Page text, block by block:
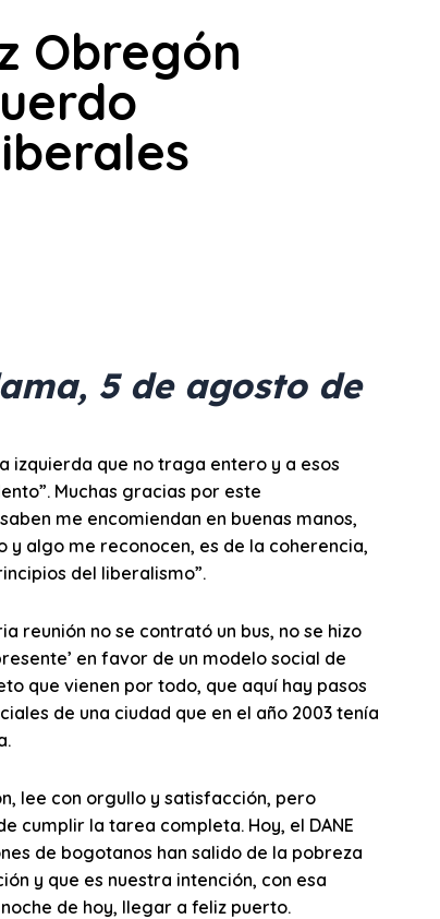
Obregón
5 de agosto de
izquierda que no traga entero y a esos
Muchas gracias por este
me encomiendan en buenas manos,
y algo me reconocen, es de la coherencia,
del liberalismo”.
reunión no se contrató un bus, no se hizo
en favor de un modelo social de
que vienen por todo, que aquí hay pasos
de una ciudad que en el año 2003 tenía
lee con orgullo y satisfacción, pero
cumplir la tarea completa. Hoy, el DANE
de bogotanos han salido de la pobreza
y que es nuestra intención, con esa
de hoy, llegar a feliz puerto.